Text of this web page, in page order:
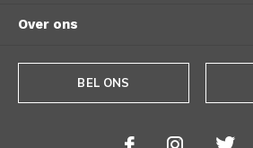
Over ons
BEL ONS